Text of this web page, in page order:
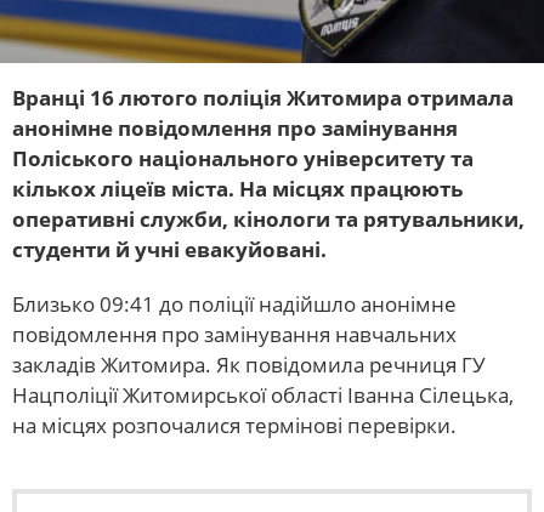
Вранці 16 лютого поліція Житомира отримала
анонімне повідомлення про замінування
Поліського національного університету та
кількох ліцеїв міста. На місцях працюють
оперативні служби, кінологи та рятувальники,
студенти й учні евакуйовані.
Близько 09:41 до поліції надійшло анонімне
повідомлення про замінування навчальних
закладів Житомира. Як повідомила речниця ГУ
Нацполіції Житомирської області Іванна Сілецька,
на місцях розпочалися термінові перевірки.